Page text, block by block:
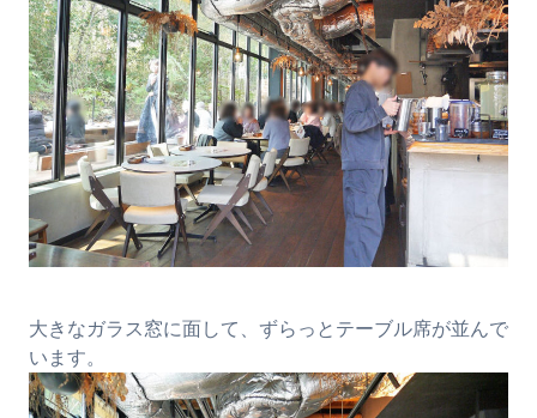
大きなガラス窓に面して、ずらっとテーブル席が並んで
います。